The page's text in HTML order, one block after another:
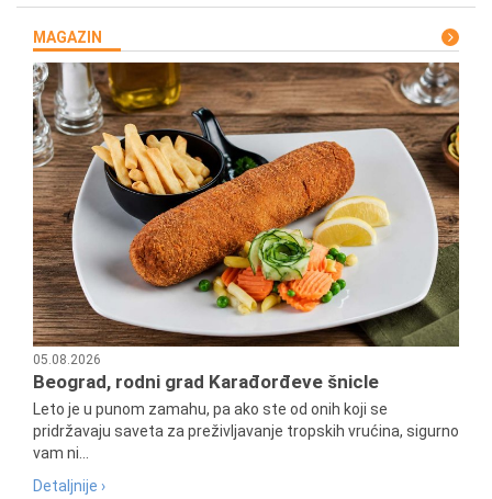
MAGAZIN
05.08.2026
Beograd, rodni grad Karađorđeve šnicle
Leto je u punom zamahu, pa ako ste od onih koji se
pridržavaju saveta za preživljavanje tropskih vrućina, sigurno
vam ni...
Detaljnije ›